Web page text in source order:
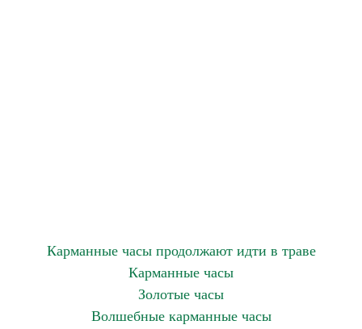
Карманные часы продолжают идти в траве
Карманные часы
Золотые часы
Волшебные карманные часы